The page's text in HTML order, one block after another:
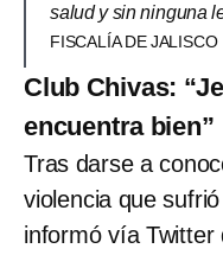
salud y sin ninguna
FISCALÍA DE JALISCO
Club Chivas:
encuentra bien”
Tras darse a
violencia que
informó vía Twitter